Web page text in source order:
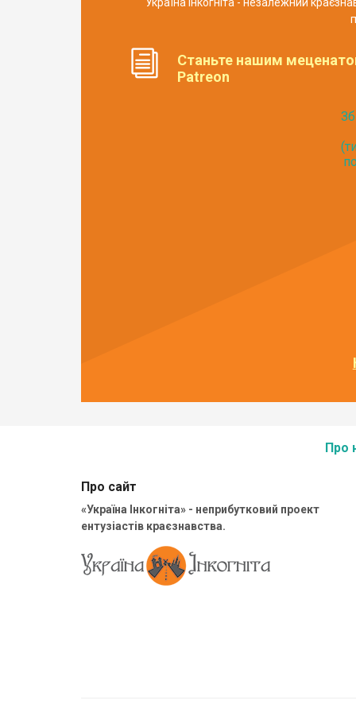
Станьте нашим
Patreon
Про
Про сайт
«Україна Інкогніта» - неприбутковий проект
ентузіастів краєзнавства.